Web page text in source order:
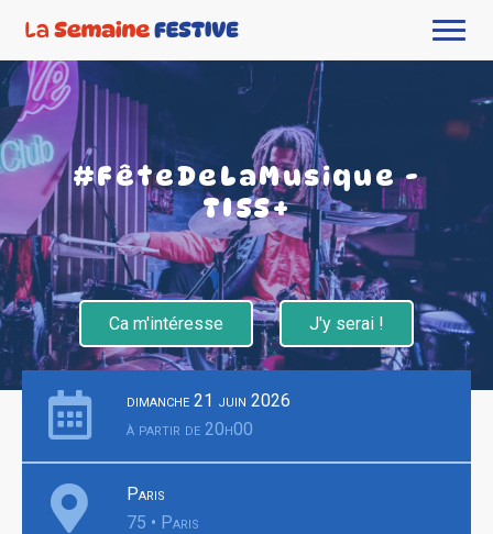
#FêteDeLaMusique -
TISS+
Ca m'intéresse J'y serai !
dimanche 21 juin 2026
à partir de 20h00
Paris
75 • Paris